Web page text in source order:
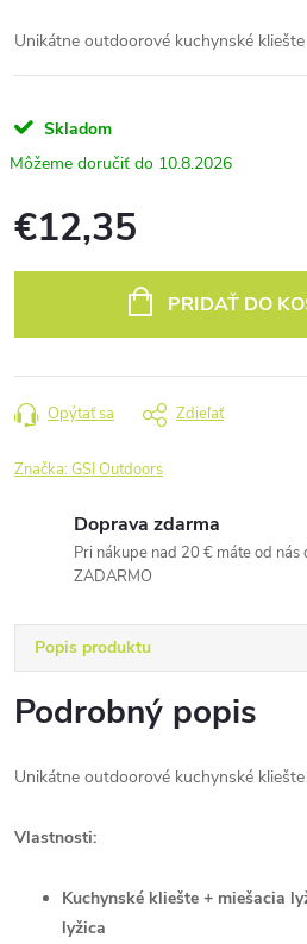
Unikátne outdoorové kuchynské
Skladom
10.8.2026
€12,35
PRIDAŤ DO
Opýtať sa Zdieľať
Značka:GSI Outdoors
Doprava zdarma
Pri nákupe nad 20 € máte od nás
ZADARMO
Popis produktu
Podrobný popis
Unikátne outdoorové kuchynské
Vlastnosti:
Kuchynské kliešte + miešacia
lyžica